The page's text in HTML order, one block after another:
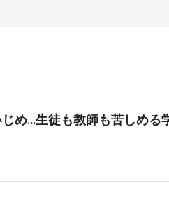
め…生徒も教師も苦しめる